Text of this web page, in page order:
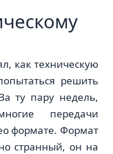
как техническую
решить
ту пару недель,
передачи
формате. Формат
странный, он на